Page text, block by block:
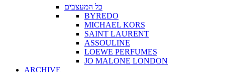
כל המעצבים
BYREDO
MICHAEL KORS
SAINT LAURENT
ASSOULINE
LOEWE PERFUMES
JO MALONE LONDON
ARCHIVE